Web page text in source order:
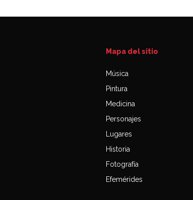
Mapa del sitio
Música
Pintura
Medicina
Personajes
Lugares
Historia
Fotografía
Efemérides